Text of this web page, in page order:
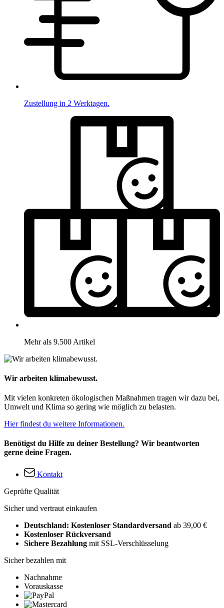
Zustellung in 2 Werktagen.
Mehr als 9.500 Artikel
Wir arbeiten klimabewusst.
Mit vielen konkreten ökologischen Maßnahmen tragen wir dazu bei,
Umwelt und Klima so gering wie möglich zu belasten.
Hier findest du weitere Informationen.
Benötigst du Hilfe zu deiner Bestellung? Wir beantworten
gerne deine Fragen.
Kontakt
Geprüfte Qualität
Sicher und vertraut einkaufen
Deutschland: Kostenloser Standardversand ab 39,00 €
Kostenloser Rückversand
Sichere Bezahlung mit SSL-Verschlüsselung
Sicher bezahlen mit
Nachnahme
Vorauskasse